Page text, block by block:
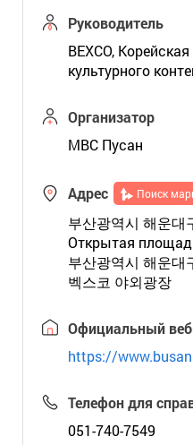
Руководитель
BEXCO,
культурного
Организатор
MBC Пусан
Адрес Поиск
부산광역시 해운대
Открытая
부산광역시 해운대
벡스코 야외광장
Официальный
https://
Телефон для
051-740-7549